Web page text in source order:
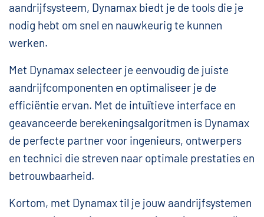
aandrijfsysteem, Dynamax biedt je de tools die je
nodig hebt om snel en nauwkeurig te kunnen
werken.
Met Dynamax selecteer je eenvoudig de juiste
aandrijfcomponenten en optimaliseer je de
efficiëntie ervan. Met de intuïtieve interface en
geavanceerde berekeningsalgoritmen is Dynamax
de perfecte partner voor ingenieurs, ontwerpers
en technici die streven naar optimale prestaties en
betrouwbaarheid.
Kortom, met Dynamax til je jouw aandrijfsystemen